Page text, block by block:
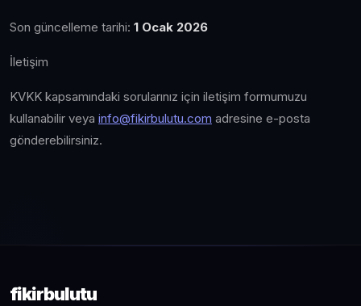
Son güncelleme tarihi: 1 Ocak 2026
İletişim
KVKK kapsamındaki sorularınız için iletişim formumuzu
kullanabilir veya info@fikirbulutu.com adresine e-posta
gönderebilirsiniz.
fikirbulutu